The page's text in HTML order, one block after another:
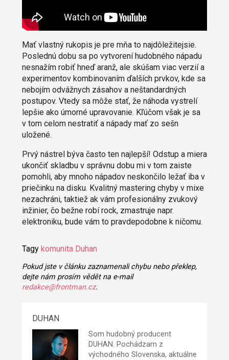
Mať vlastný rukopis je pre mňa to najdôležitejsie.
Poslednú dobu sa po vytvorení hudobného nápadu
nesnažím robiť hneď aranž, ale skúšam viac verzií a
experimentov kombinovaním ďalších prvkov, kde sa
nebojím odvážnych zásahov a neštandardných
postupov. Vtedy sa môže stať, že náhoda vystrelí
lepšie ako úmorné upravovanie. Kľúčom však je sa
v tom celom nestratiť a nápady mať zo sešn
uložené.
Prvý nástrel býva často ten najlepší! Odstup a miera
ukončiť skladbu v správnu dobu mi v tom zaiste
pomohli, aby mnoho nápadov neskončilo ležať iba v
priečinku na disku. Kvalitný mastering chyby v mixe
nezachráni, taktiež ak vám profesionálny zvukový
inžinier, čo bežne robí rock, zmastruje napr.
elektroniku, bude vám to pravdepodobne k ničomu.
Tagy komunita Duhan
Pokud jste v článku zaznamenali chybu nebo překlep,
dejte nám prosím vědět na e-mail
redakce@frontman.cz.
DUHAN
Som hudobný producent
DUHAN. Pochádzam z
východného Slovenska, aktuálne